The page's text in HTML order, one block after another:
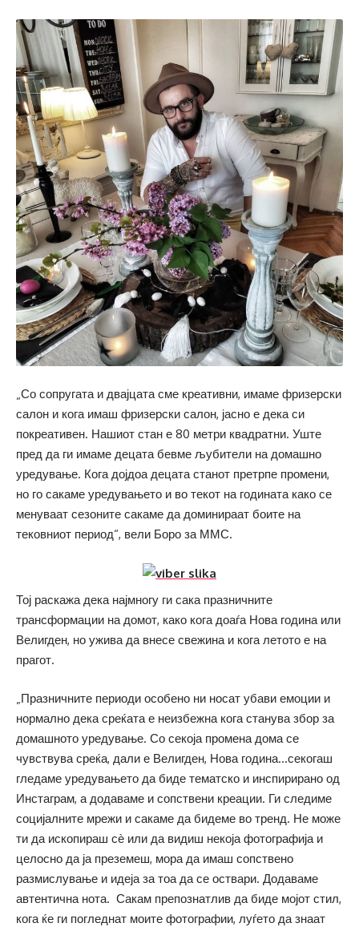
„Со сопругата и двајцата сме креативни, имаме фризерски
салон и кога имаш фризерски салон, јасно е дека си
покреативен. Нашиот стан е 80 метри квадратни. Уште
пред да ги имаме децата бевме љубители на домашно
уредување. Кога дојдоа децата станот претрпе промени,
но го сакаме уредувањето и во текот на годината како се
менуваат сезоните сакаме да доминираат боите на
тековниот период“, вели Боро за ММС.
Тој раскажа дека најмногу ги сака празничните
трансформации на домот, како кога доаѓа Нова година или
Велигден, но ужива да внесе свежина и кога летото е на
прагот.
„Празничните периоди особено ни носат убави емоции и
нормално дека среќата е неизбежна кога станува збор за
домашното уредување. Со секоја промена дома се
чувствува среќа, дали е Велигден, Нова година…секогаш
гледаме уредувањето да биде тематско и инспирирано од
Инстаграм, а додаваме и сопствени креации. Ги следиме
социјалните мрежи и сакаме да бидеме во тренд. Не може
ти да ископираш сѐ или да видиш некоја фотографија и
целосно да ја преземеш, мора да имаш сопствено
размислување и идеја за тоа да се оствари. Додаваме
автентична нота. Сакам препознатлив да биде мојот стил,
кога ќе ги погледнат моите фотографии, луѓето да знаат